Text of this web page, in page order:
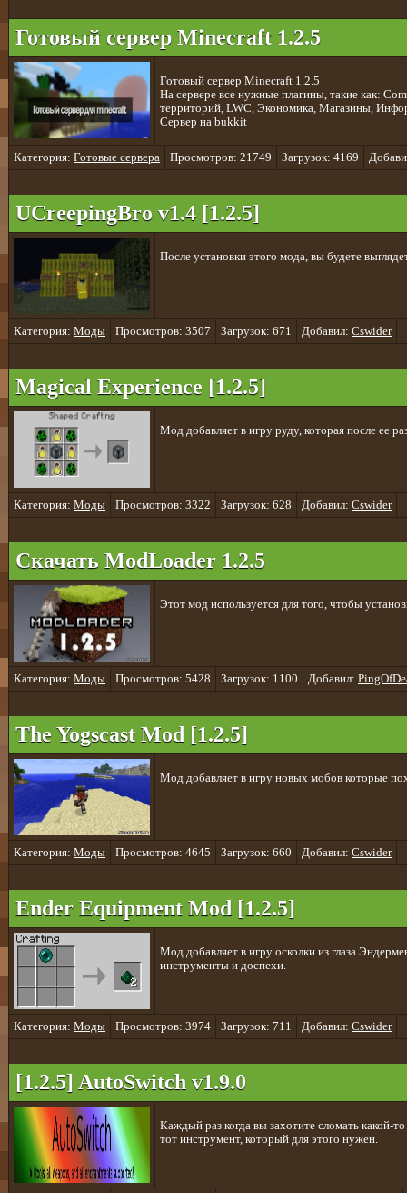
Готовый сервер Minecraft 1.2.5
Готовый сервер Minecraft 1.2.5
На сервере все нужные плагины, такие как:
территорий, LWC, Экономика, Магазины,
Сервер на bukkit
Категория: Готовые сервера Просмотров: 21749 Загрузок: 4169
UCreepingBro v1.4 [1.2.5]
После установки этого мода, вы будете
Категория: Моды Просмотров: 3507 Загрузок: 671 Добавил: Cswider
Magical Experience [1.2.5]
Мод добавляет в игру руду, которая после ее
Категория: Моды Просмотров: 3322 Загрузок: 628 Добавил: Cswider
Скачать ModLoader 1.2.5
Этот мод используется для того, чтобы
Категория: Моды Просмотров: 5428 Загрузок: 1100 Добавил:
The Yogscast Mod [1.2.5]
Мод добавляет в игру новых мобов которые
Категория: Моды Просмотров: 4645 Загрузок: 660 Добавил: Cswider
Ender Equipment Mod [1.2.5]
Мод добавляет в игру осколки из глаза
инструменты и доспехи.
Категория: Моды Просмотров: 3974 Загрузок: 711 Добавил: Cswider
[1.2.5] AutoSwitch v1.9.0
Каждый раз когда вы захотите сломать какой-
тот инструмент, который для этого нужен.